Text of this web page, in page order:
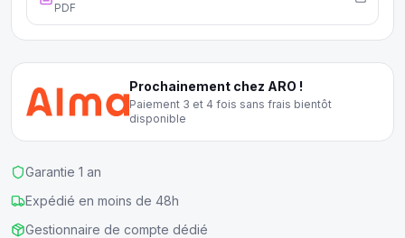
PDF
Prochainement chez ARO !
Paiement 3 et 4 fois sans frais bientôt
disponible
Garantie 1 an
Expédié en moins de 48h
Gestionnaire de compte dédié